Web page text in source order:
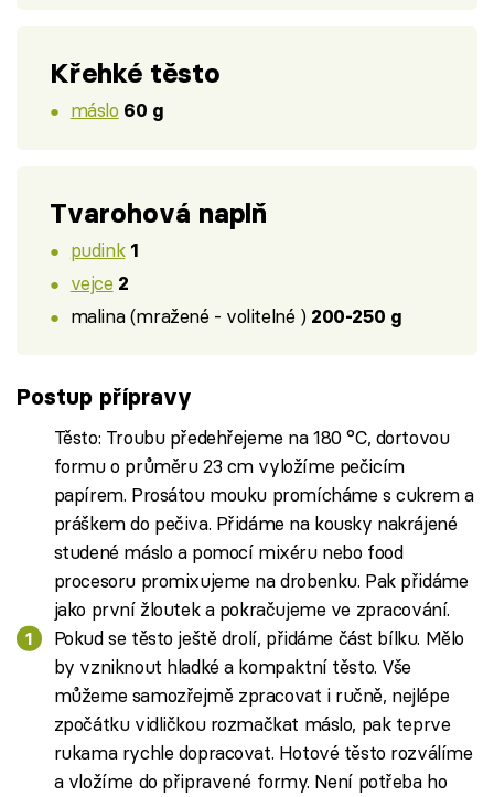
Křehké těsto
máslo 60 g
Tvarohová naplň
pudink 1
vejce 2
malina (mražené - volitelné ) 200-250 g
Postup přípravy
Těsto: Troubu předehřejeme na 180 °C, dortovou
formu o průměru 23 cm vyložíme pečicím
papírem. Prosátou mouku promícháme s cukrem a
práškem do pečiva. Přidáme na kousky nakrájené
studené máslo a pomocí mixéru nebo food
procesoru promixujeme na drobenku. Pak přidáme
jako první žloutek a pokračujeme ve zpracování.
Pokud se těsto ještě drolí, přidáme část bílku. Mělo
by vzniknout hladké a kompaktní těsto. Vše
můžeme samozřejmě zpracovat i ručně, nejlépe
zpočátku vidličkou rozmačkat máslo, pak teprve
rukama rychle dopracovat. Hotové těsto rozválíme
a vložíme do připravené formy. Není potřeba ho